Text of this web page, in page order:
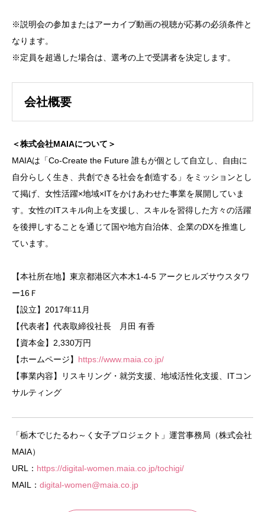
※説明会の参加またはアーカイブ動画の視聴が応募の必須条件と
なります。
※定員を超過した場合は、選考の上で受講者を決定します。
会社概要
＜株式会社MAIAについて＞
MAIAは「Co-Create the Future 誰もが個として自立し、自由に
自分らしく生き、共創できる社会を創造する」をミッションとし
て掲げ、女性活躍×地域×ITをかけあわせた事業を展開していま
す。女性のITスキル向上を支援し、スキルを習得した方々の活躍
を後押しすることを通じて国や地方自治体、企業のDXを推進し
ています。
【本社所在地】東京都港区六本木1-4-5 アークヒルズサウスタワ
ー16Ｆ
【設立】2017年11月
【代表者】代表取締役社長 月田 有香
【資本金】2,330万円
【ホームページ】 https://www.maia.co.jp/
【事業内容】リスキリング・就労支援、地域活性化支援、ITコン
サルティング
「栃木でじたるわ～く女子プロジェクト」運営事務局（株式会社
MAIA）
URL： https://digital-women.maia.co.jp/tochigi/
MAIL： digital-women@maia.co.jp